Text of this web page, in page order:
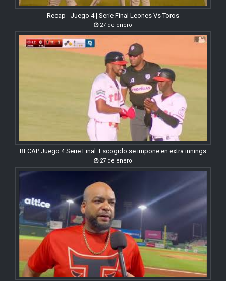
Recap - Juego 4 | Serie Final Leones Vs Toros
27 de enero
RECAP Juego 4 Serie Final: Escogido se impone en extra innings
27 de enero